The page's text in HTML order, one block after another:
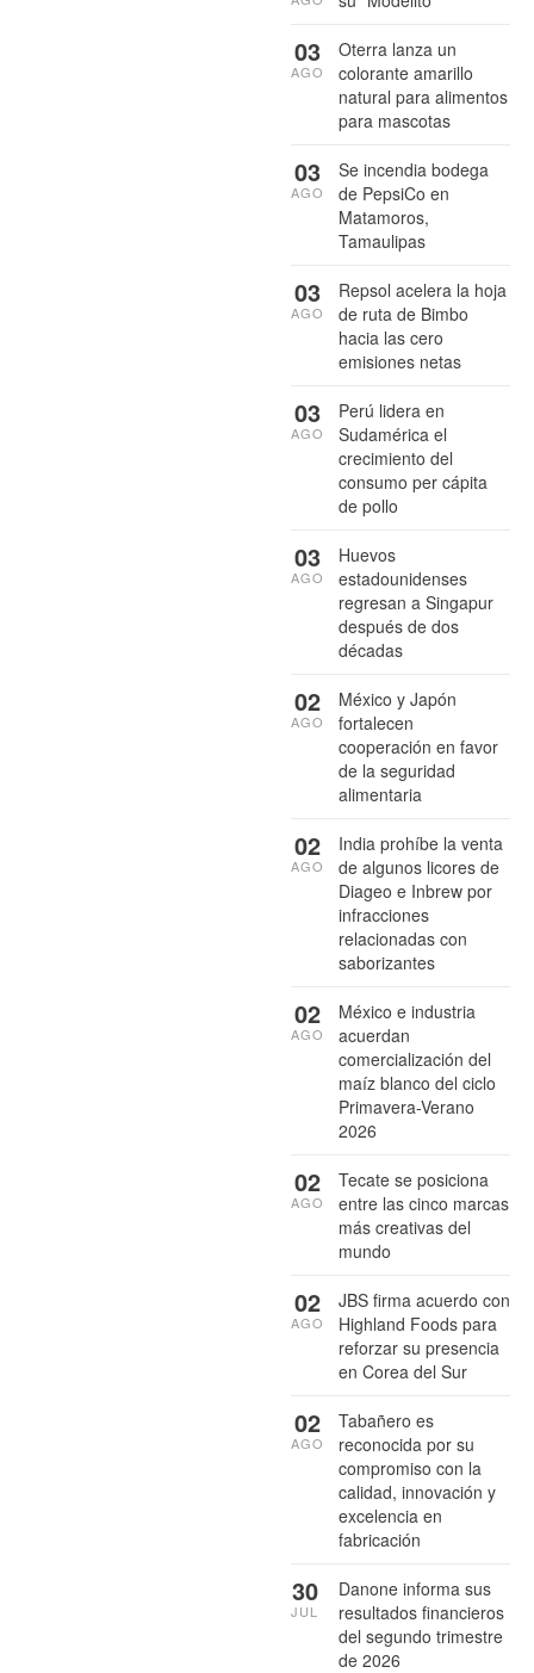
Oterra lanza un
colorante amarillo
natural para alimentos
para mascotas
03
AGO
Se incendia bodega
de PepsiCo en
Matamoros,
Tamaulipas
03
AGO
Repsol acelera la hoja
de ruta de Bimbo
hacia las cero
emisiones netas
03
AGO
Perú lidera en
Sudamérica el
crecimiento del
consumo per cápita
de pollo
03
AGO
Huevos
estadounidenses
regresan a Singapur
después de dos
décadas
03
AGO
México y Japón
fortalecen
cooperación en favor
de la seguridad
alimentaria
02
AGO
India prohíbe la venta
de algunos licores de
Diageo e Inbrew por
infracciones
relacionadas con
saborizantes
02
AGO
México e industria
acuerdan
comercialización del
maíz blanco del ciclo
Primavera-Verano
2026
02
AGO
Tecate se posiciona
entre las cinco marcas
más creativas del
mundo
02
AGO
JBS firma acuerdo con
Highland Foods para
reforzar su presencia
en Corea del Sur
02
AGO
Tabañero es
reconocida por su
compromiso con la
calidad, innovación y
excelencia en
fabricación
02
AGO
Danone informa sus
resultados financieros
del segundo trimestre
de 2026
30
JUL